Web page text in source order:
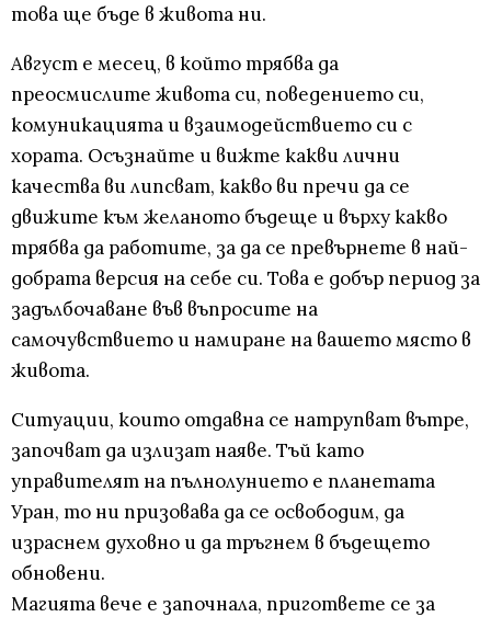
това ще бъде в живота ни.
Август е месец, в който трябва да
преосмислите живота си, поведението си,
комуникацията и взаимодействието си с
хората. Осъзнайте и вижте какви лични
качества ви липсват, какво ви пречи да се
движите към желаното бъдеще и върху какво
трябва да работите, за да се превърнете в най-
добрата версия на себе си. Това е добър период за
задълбочаване във въпросите на
самочувствието и намиране на вашето място в
живота.
Ситуации, които отдавна се натрупват вътре,
започват да излизат наяве. Тъй като
управителят на пълнолунието е планетата
Уран, то ни призовава да се освободим, да
израснем духовно и да тръгнем в бъдещето
обновени.
Магията вече е започнала, пригответе се за